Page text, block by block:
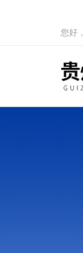
您好